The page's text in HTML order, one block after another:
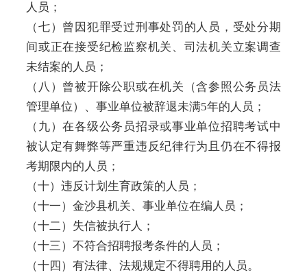
人员；
（七）曾因犯罪受过刑事处罚的人员，受处分期
间或正在接受纪检监察机关、司法机关立案调查
未结案的人员；
（八）曾被开除公职或在机关（含参照公务员法
管理单位）、事业单位被辞退未满5年的人员；
（九）在各级公务员招录或事业单位招聘考试中
被认定有舞弊等严重违反纪律行为且仍在不得报
考期限内的人员；
（十）违反计划生育政策的人员；
（十一）金沙县机关、事业单位在编人员；
（十二）失信被执行人；
（十三）不符合招聘报考条件的人员；
（十四）有法律、法规规定不得聘用的人员。